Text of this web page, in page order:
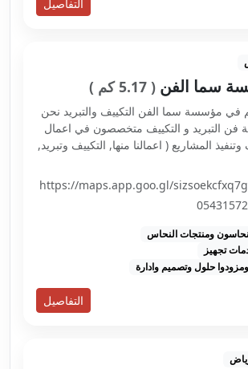
التفاصيل
سما الفن ( 5.17 كم )
في مؤسسة سما الفن التكييف والتبريد نحن
التبريد و التكييف متخصصون في اعمال
وتنفيذ المشاريع ( اعمالنا منها, التكييف وتبريد,
تنظييف المكييفات ,وتوريد وتركيب دكتات ,
واعمال تر...https://maps.app.goo.gl/
ومنتجات النحاس
تجهيز
حلول وتصميم وادارة
التفاصيل